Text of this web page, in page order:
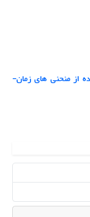
از منحنی های زمان-